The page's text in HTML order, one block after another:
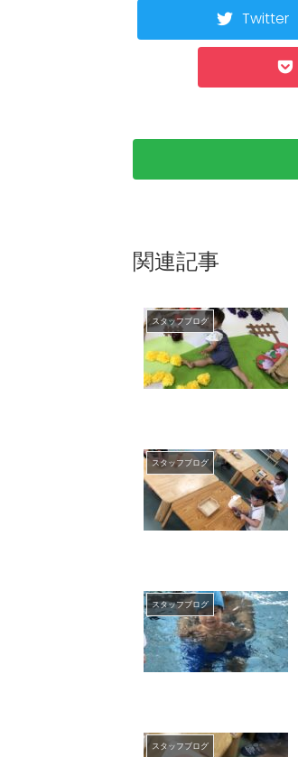
Twitter
関連記事
スタッフブログ
スタッフブログ
スタッフブログ
スタッフブログ